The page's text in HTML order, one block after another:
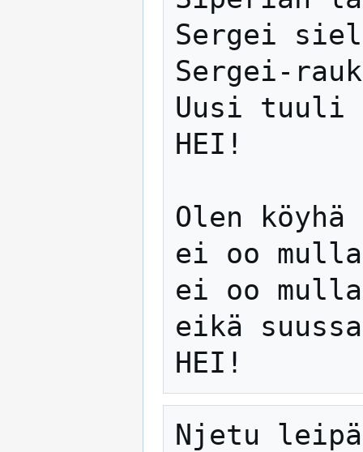
Sergei
Sergei-
Uusi tuuli
HEI!
Olen
ei oo
ei oo mulla
eikä
Njetu